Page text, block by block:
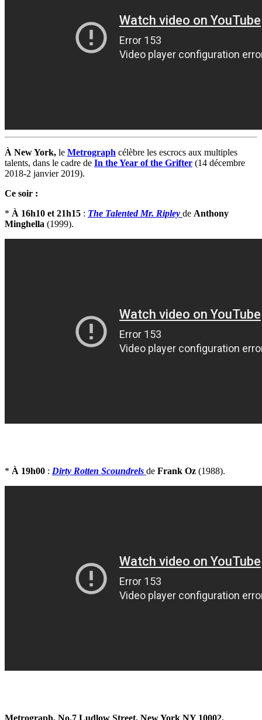
À New York, le Metrograph célèbre les escrocs aux multiples
talents, dans le cadre de In the Year of the Grifter (14 décembre
2018-2 janvier 2019).
Ce soir :
* À 16h10 et 21h15 : The Talented Mr. Ripley de Anthony
Minghella (1999).
* À 19h00 : Dirty Rotten Scoundrels de Frank Oz (1988).
Metrograph, No.7 Ludlow Street, New York NY 10002.